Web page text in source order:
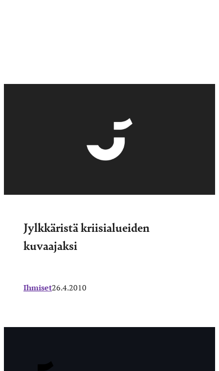
Jylkkäristä kriisialueiden
kuvaajaksi
Ihmiset26.4.2010